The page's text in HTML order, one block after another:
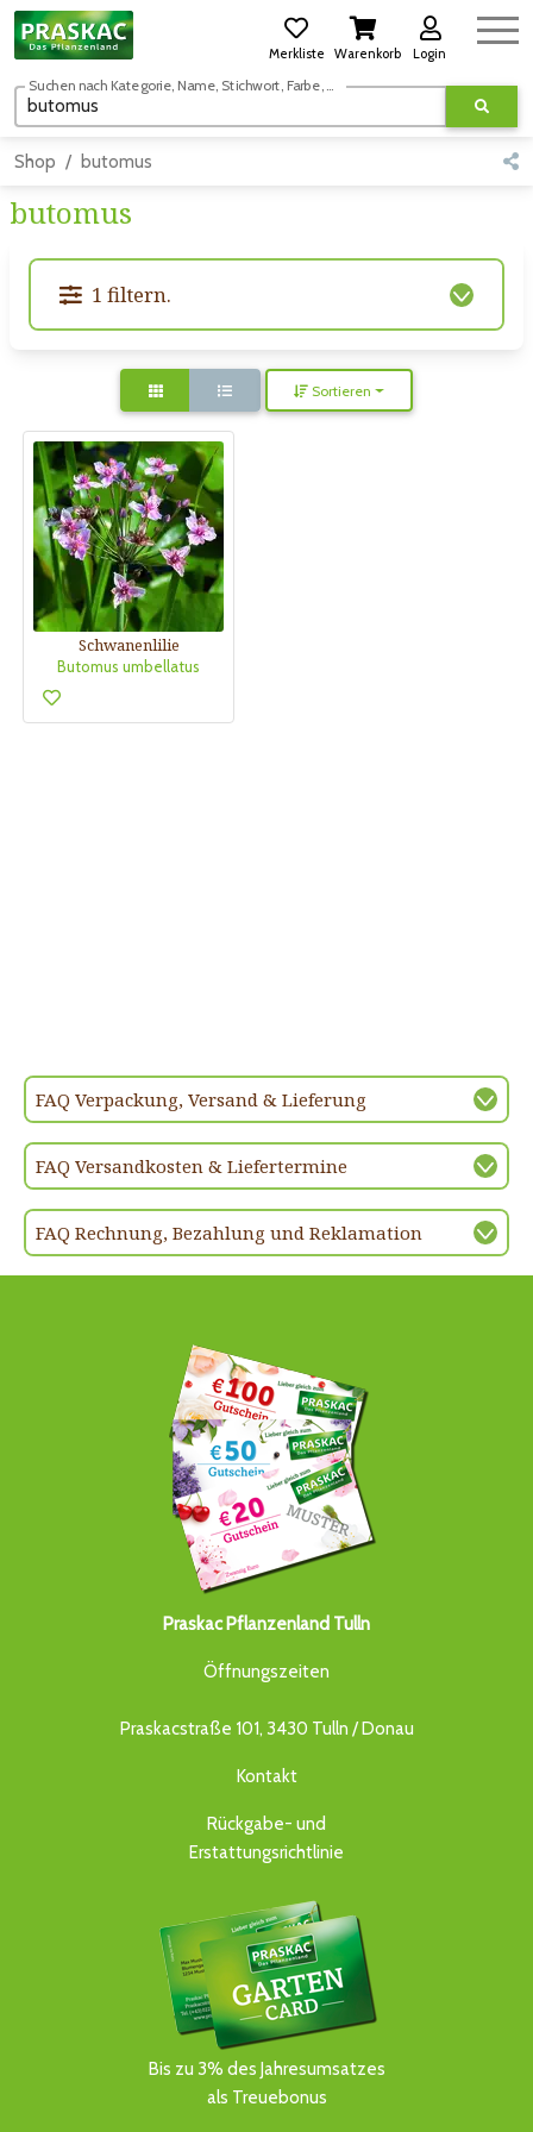
Merkliste Warenkorb Login
Suchen nach Kategorie, Name, Stichwort, Farbe, usw.
Shop butomus
butomus
1 filtern.
Sortieren
Schwanenlilie
Butomus umbellatus
FAQ Verpackung, Versand & Lieferung
FAQ Versandkosten & Liefertermine
FAQ Rechnung, Bezahlung und Reklamation
Praskac Pflanzenland Tulln
Öffnungszeiten
Praskacstraße 101, 3430 Tulln / Donau
Kontakt
Rückgabe- und
Erstattungsrichtlinie
Bis zu 3% des Jahresumsatzes
als Treuebonus